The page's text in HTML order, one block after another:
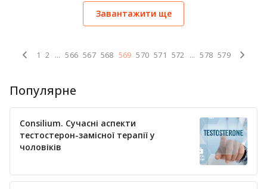
Завантажити ще
1 2 ... 566 567 568 569 570 571 572 ... 578 579
Популярне
Consilium. Сучасні аспекти
тестостерон-замісної терапії у
чоловіків